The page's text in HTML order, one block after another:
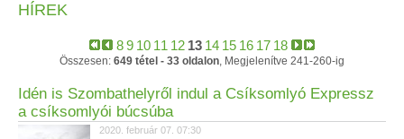
HÍREK
89 10 11 12 13 14 15 16 17 18
Összesen: 649 tétel - 33 oldalon, Megjelenítve 241-260-ig
Idén is Szombathelyről indul a Csíksomlyó Expressz
a csíksomlyói búcsúba
2020. február 07. 07:30